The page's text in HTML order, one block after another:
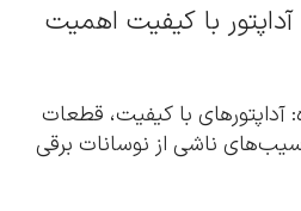
با کیفیت اهمیت
آداپتورهای با کیفیت، قطعات
ناشی از نوسانات برقی